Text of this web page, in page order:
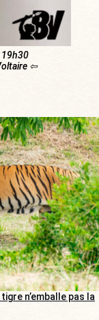
19h30
⇦
n’emballe pas la